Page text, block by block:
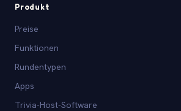
Produkt
Preise
Funktionen
Rundentypen
Apps
Trivia-Host-Software